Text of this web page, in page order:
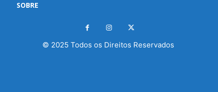
SOBRE
© 2025 Todos os Direitos Reservados